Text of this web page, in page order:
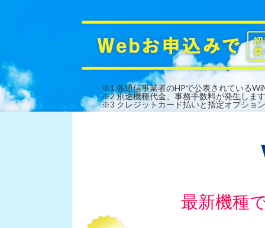
※1 各通信事業者のHPで公表されている
※2 別途機種代金、事務手数料が発生しま
※3 クレジットカード払いと指定オプショ
最新機種